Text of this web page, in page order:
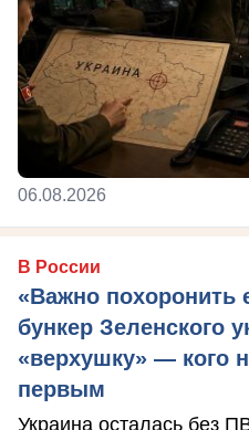
06.08.2026
В России
«Важно похоронить
бункер Зеленского
«верхушку» — кого
первым
Украина осталась без